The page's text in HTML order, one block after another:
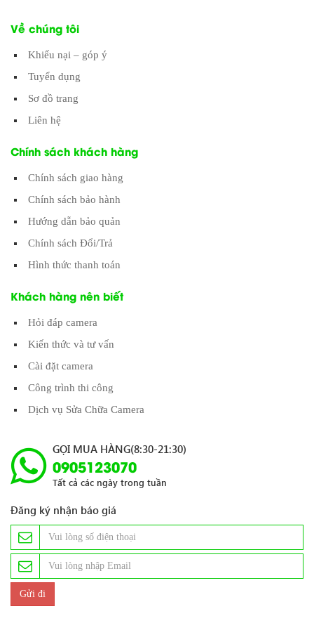
Về chúng tôi
Khiếu nại – góp ý
Tuyển dụng
Sơ đồ trang
Liên hệ
Chính sách khách hàng
Chính sách giao hàng
Chính sách bảo hành
Hướng dẫn bảo quản
Chính sách Đổi/Trả
Hình thức thanh toán
Khách hàng nên biết
Hỏi đáp camera
Kiến thức và tư vấn
Cài đặt camera
Công trình thi công
Dịch vụ Sửa Chữa Camera
GỌI MUA HÀNG(8:30-21:30)
0905123070
Tất cả các ngày trong tuần
Đăng ký nhận báo giá